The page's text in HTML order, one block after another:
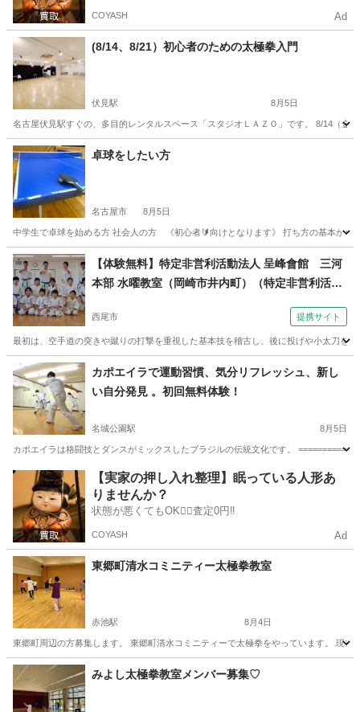
COYASH Ad
(8/14、8/21）初心者のための太極拳入門
伏見駅 8月5日
名古屋伏見駅すぐの、多目的レンタルスペース「スタジオＬＡＺＯ」です。 8/14（
愛知 名古屋市 伏見駅 太極拳
卓球をしたい方
名古屋市 8月5日
中学生で卓球を始める方 社会人の方 《初心者🔰向けとなります》 打ち方の基本から
愛知 名古屋市 卓球 社会人
【体験無料】特定非営利活動法人 呈峰會館 三河
本部 水曜教室（岡崎市井内町）（特定非営利活動
０時～）
西尾市 提携サイト
最初は、空手道の突きや蹴りの打撃を重視した基本技を稽古し、後に投げや小太刀を
愛知 西尾市 空手/他格闘技
カポエイラで運動習慣、気分リフレッシュ、新し
い自分発見 。初回無料体験！
名城公園駅 8月5日
カポエイラは格闘技とダンスがミックスしたブラジルの伝統文化です。
愛知 名古屋市 名城公園駅 空手/他格闘技 カポエイラ
【実家の押し入れ整理】眠っている人形あ
りませんか？
状態が悪くてもOK🙆‍♀️査定0円‼️
COYASH Ad
東郷町清水コミニティー太極拳教室
赤池駅 8月4日
東郷町周辺の方募集します。 東郷町清水コミニティーで太極拳をやっています。 現
愛知 愛知郡 赤池駅 太極拳
みよし太極拳教室メンバー募集♡